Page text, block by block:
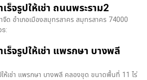
ร็จรูปให้เช่า ถนนพระราม2
ด อำเภอเมืองสมุทรสาคร สมุทรสาคร 74000
เร็จรูปให้เช่า แพรกษา บางพลี​
ให้เช่า แพรกษา บางพลี​ คลองขุด ขนาดพื้นที่ 11 ไร่